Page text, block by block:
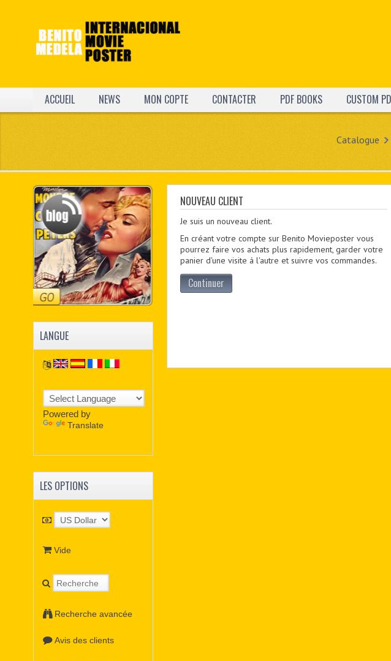
ACCUEIL NEWS MON COPTE CONTACTER PDF BOOKS CUSTOM
Catalogue
NOUVEAU CLIENT
Je suis un nouveau client.
En créant votre compte sur Benito Movieposter vous
pourrez faire vos achats plus rapidement, garder votre
panier d'une visite á l'autre et suivre vos commandes.
Continuer
LANGUE
Powered by
Translate
LES OPTIONS
Vide
Recherche avancée
Avis des clients